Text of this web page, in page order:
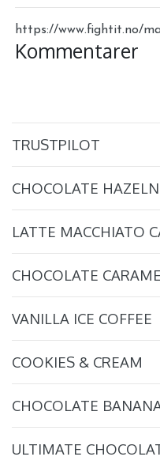
https://www.fightit.no/
Kommentarer
TRUSTPILOT
CHOCOLATE
LATTE MACCHIATO
CHOCOLATE
VANILLA ICE COFFEE
COOKIES & CREAM
CHOCOLATE
ULTIMATE